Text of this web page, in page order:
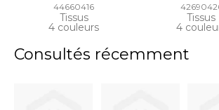
44660416
Tissus
4 couleurs
Tissus
4
Consultés récemment